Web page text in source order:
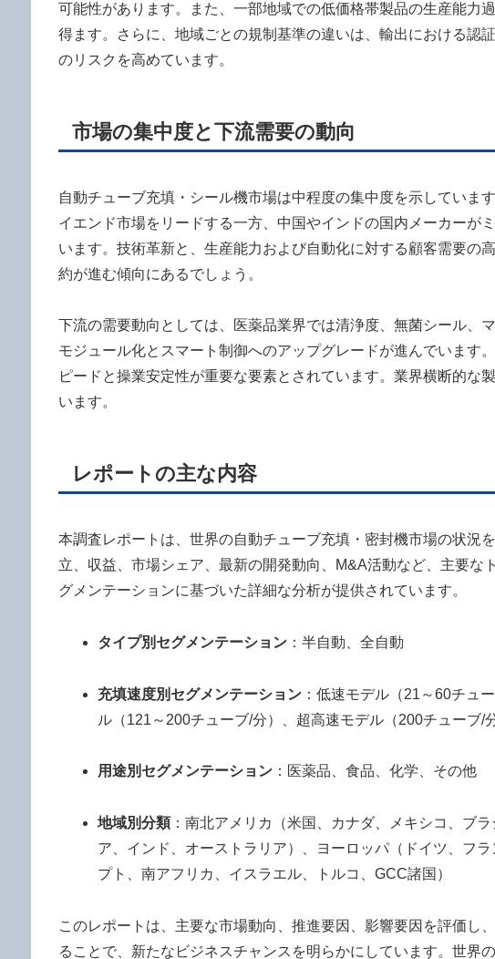
可能性があります。また、一部地域での低価格帯製品の生産能力
得ます。さらに、地域ごとの規制基準の違いは、輸出における認
のリスクを高めています。
市場の集中度と下流需要の動向
自動チューブ充填・シール機市場は中程度の集中度を示していま
イエンド市場をリードする一方、中国やインドの国内メーカーが
います。技術革新と、生産能力および自動化に対する顧客需要の
約が進む傾向にあるでしょう。
下流の需要動向としては、医薬品業界では清浄度、無菌シール、
モジュール化とスマート制御へのアップグレードが進んでいます
ピードと操業安定性が重要な要素とされています。業界横断的な
います。
レポートの主な内容
本調査レポートは、世界の自動チューブ充填・密封機市場の状況
立、収益、市場シェア、最新の開発動向、M&A活動など、主要
グメンテーションに基づいた詳細な分析が提供されています。
タイプ別セグメンテーション：半自動、全自動
充填速度別セグメンテーション：低速モデル（21～60チュ
ル（121～200チューブ/分）、超高速モデル（200チューブ/
用途別セグメンテーション：医薬品、食品、化学、その他
地域別分類：南北アメリカ（米国、カナダ、メキシコ、ブ
ア、インド、オーストラリア）、ヨーロッパ（ドイツ、フ
プト、南アフリカ、イスラエル、トルコ、GCC諸国）
このレポートは、主要な市場動向、推進要因、影響要因を評価し
ることで、新たなビジネスチャンスを明らかにしています。世界